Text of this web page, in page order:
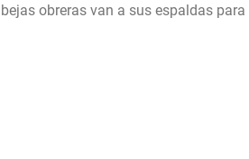
obreras van a sus espaldas para